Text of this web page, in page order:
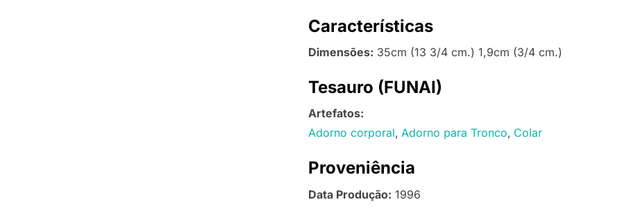
Características
Dimensões: 35cm (13 3/4 cm.) 1,9cm (3/4 cm.)
Tesauro (FUNAI)
Artefatos:
Adorno corporal Adorno para Tronco Colar
Proveniência
Data Produção: 1996